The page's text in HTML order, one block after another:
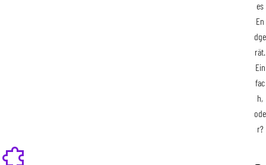
es
En
dge
rät.
Ein
fac
h,
ode
r?